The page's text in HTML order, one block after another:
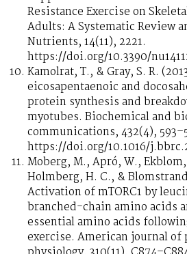
Resistance Exercise on
Adults: A Systematic Review
Nutrients, 14(11), 2221.
https://doi.org/10.3390/
Kamolrat, T., & Gray, S. R.
eicosapentaenoic and
protein synthesis and
myotubes. Biochemical and
communications, 432(4),
https://doi.org/10.1016/
Moberg, M., Apró, W.,
Holmberg, H. C., &
Activation of mTORC1 by
branched-chain amino acids
essential amino acids
exercise. American journal of